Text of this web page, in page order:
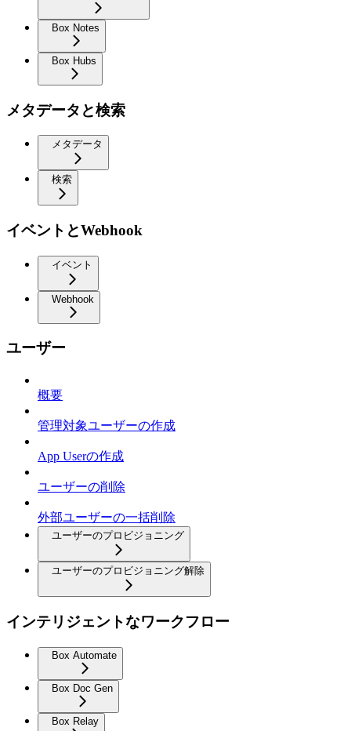
Box Notes
Box Hubs
メタデータと検索
メタデータ
検索
イベントとWebhook
イベント
Webhook
ユーザー
概要
管理対象ユーザーの作成
App Userの作成
ユーザーの削除
外部ユーザーの一括削除
ユーザーのプロビジョニング
ユーザーのプロビジョニング解除
インテリジェントなワークフロー
Box Automate
Box Doc Gen
Box Relay